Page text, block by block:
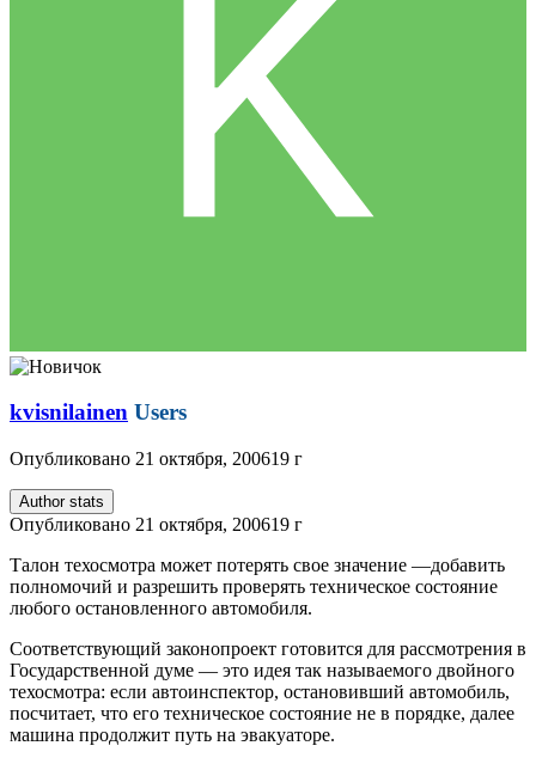
kvisnilainen Users
Опубликовано 21 октября, 200619 г
Author stats
Опубликовано 21 октября, 200619 г
Талон техосмотра может потерять свое значение —добавить
полномочий и разрешить проверять техническое состояние
любого остановленного автомобиля.
Соответствующий законопроект готовится для рассмотрения в
Государственной думе — это идея так называемого двойного
техосмотра: если автоинспектор, остановивший автомобиль,
посчитает, что его техническое состояние не в порядке, далее
машина продолжит путь на эвакуаторе.